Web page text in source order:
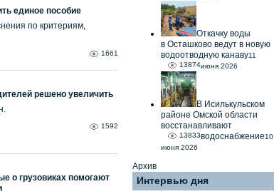
единое пособие
по критериям,
1661
решено увеличить
1592
о грузовиках помогают
Откачку воды
в Осташково ведут в новую
водоотводную канаву
13874
11
июня 2026
В Исилькульском
районе Омской области
восстанавливают
водоснабжение
13833
10
июня 2026
Архив
Интервью дня